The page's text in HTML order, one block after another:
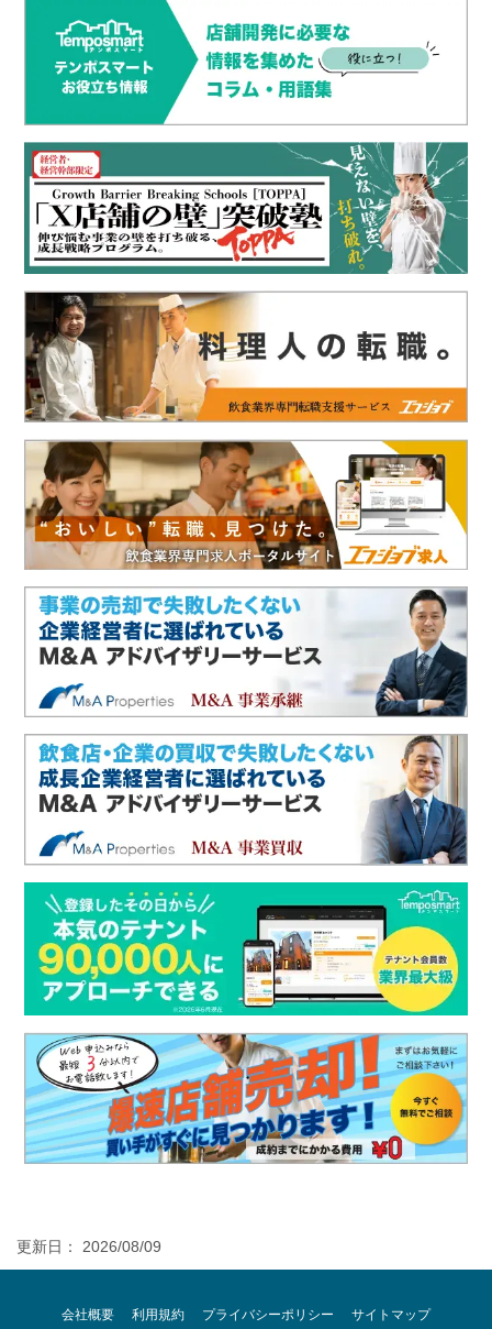
更新日： 2026/08/09
会社概要 利用規約 プライバシーポリシー
サイトマップ